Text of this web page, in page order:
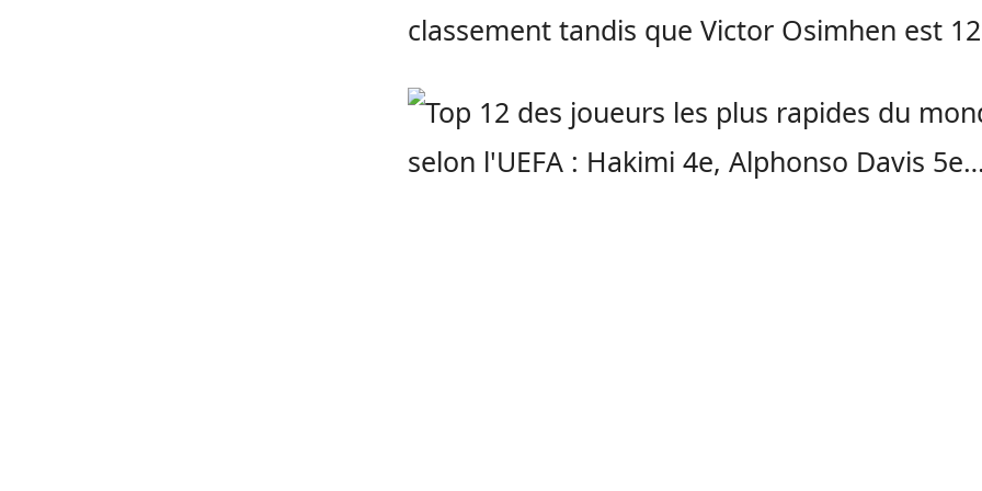
classement tandis que Victor Osimhen est